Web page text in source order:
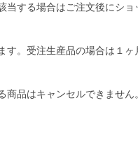
する場合はご注文後にショ
。受注生産品の場合は１ヶ
品はキャンセルできません。